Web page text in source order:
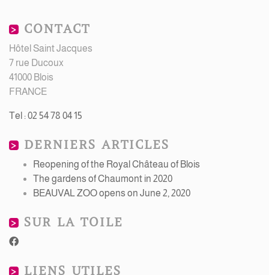
CONTACT
Hôtel Saint Jacques
7 rue Ducoux
41000 Blois
FRANCE
Tel : 02 54 78 04 15
DERNIERS ARTICLES
Reopening of the Royal Château of Blois
The gardens of Chaumont in 2020
BEAUVAL ZOO opens on June 2, 2020
SUR LA TOILE
LIENS UTILES